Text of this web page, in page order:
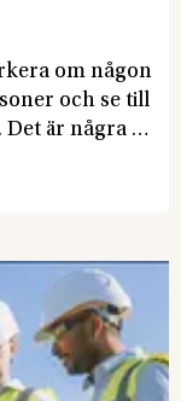
om någon
och se till
är några av